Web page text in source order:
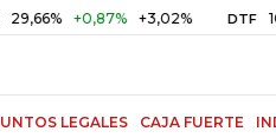
+0,87% +3,02% DTF 10,34%
LEGALES CAJA FUERTE